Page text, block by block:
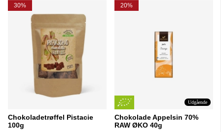
30%
Chokoladetrøffel Pistacie
100g
20%
Udgående
Chokolade Appelsin 70%
RAW ØKO 40g